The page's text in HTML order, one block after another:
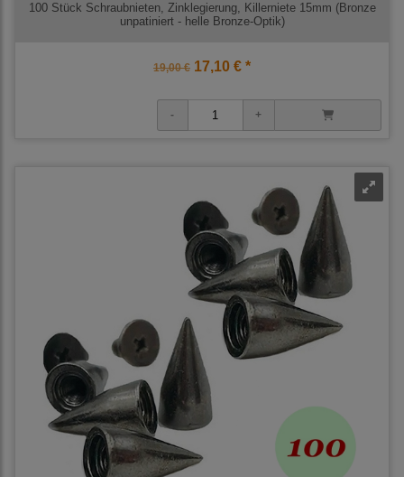
100 Stück Schraubnieten, Zinklegierung, Killerniete 15mm (Bronze
unpatiniert - helle Bronze-Optik)
19,00 € 17,10 € *